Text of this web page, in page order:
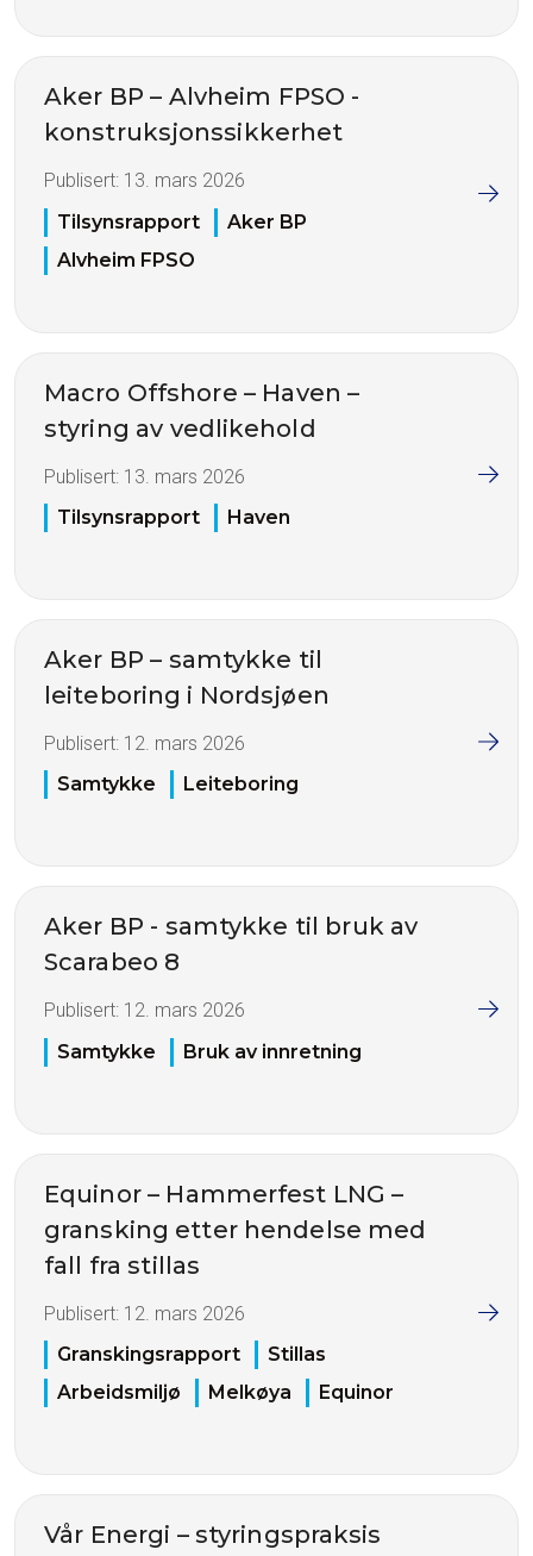
Aker BP – Alvheim FPSO -
konstruksjonssikkerhet
Publisert: 13. mars 2026
Tilsynsrapport
Aker BP
Alvheim FPSO
Macro Offshore – Haven –
styring av vedlikehold
Publisert: 13. mars 2026
Tilsynsrapport
Haven
Aker BP – samtykke til
leiteboring i Nordsjøen
Publisert: 12. mars 2026
Samtykke
Leiteboring
Aker BP - samtykke til bruk av
Scarabeo 8
Publisert: 12. mars 2026
Samtykke
Bruk av innretning
Equinor – Hammerfest LNG –
gransking etter hendelse med
fall fra stillas
Publisert: 12. mars 2026
Granskingsrapport
Stillas
Arbeidsmiljø
Melkøya Equinor
Vår Energi – styringspraksis